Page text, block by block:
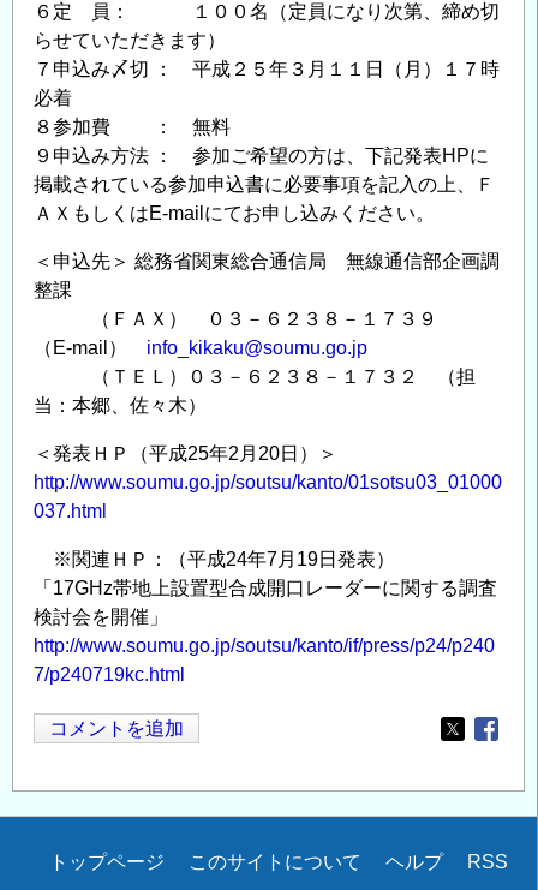
６定 員： １００名（定員になり次第、締め切
らせていただきます）
７申込み〆切 ： 平成２５年３月１１日（月）１７時
必着
８参加費 ： 無料
９申込み方法 ： 参加ご希望の方は、下記発表HPに
掲載されている参加申込書に必要事項を記入の上、Ｆ
ＡＸもしくはE-mailにてお申し込みください。
＜申込先＞ 総務省関東総合通信局 無線通信部企画調
整課
（ＦＡＸ） ０３－６２３８－１７３９
（E-mail） info_kikaku@soumu.go.jp
（ＴＥＬ）０３－６２３８－１７３２ （担
当：本郷、佐々木）
＜発表ＨＰ（平成25年2月20日）＞
http://www.soumu.go.jp/soutsu/kanto/01sotsu03_01000
037.html
※関連ＨＰ：（平成24年7月19日発表）
「17GHz帯地上設置型合成開口レーダーに関する調査
検討会を開催」
http://www.soumu.go.jp/soutsu/kanto/if/press/p24/p240
7/p240719kc.html
コメントを追加
Opens in
Secondary
トップページ このサイトについて ヘルプ RSS